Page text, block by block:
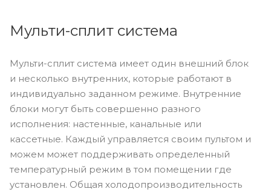
Мульти-сплит система
Мульти-сплит система имеет один внешний блок
и несколько внутренних, которые работают в
индивидуально заданном режиме. Внутренние
блоки могут быть совершенно разного
исполнения: настенные, канальные или
кассетные. Каждый управляется своим пультом и
можем может поддерживать определенный
температурный режим в том помещении где
установлен. Общая холодопроизводительность